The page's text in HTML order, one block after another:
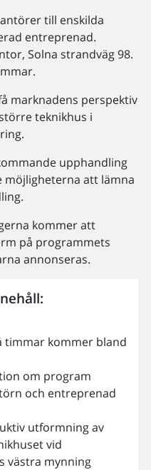
till enskilda
entreprenad.
Solna strandväg 98.
marknadens perspektiv
teknikhus i
upphandling
möjligheterna att lämna
kommer att
på programmets
annonseras.
timmar kommer bland
om program
och entreprenad
utformning av
vid
västra mynning